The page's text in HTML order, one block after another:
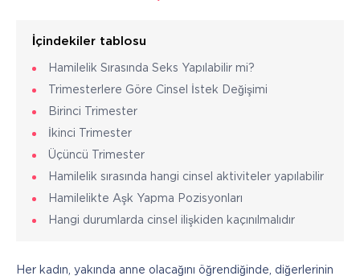
İçindekiler tablosu
Hamilelik Sırasında Seks Yapılabilir mi?
Trimesterlere Göre Cinsel İstek Değişimi
Birinci Trimester
İkinci Trimester
Üçüncü Trimester
Hamilelik sırasında hangi cinsel aktiviteler yapılabilir
Hamilelikte Aşk Yapma Pozisyonları
Hangi durumlarda cinsel ilişkiden kaçınılmalıdır
Her kadın, yakında anne olacağını öğrendiğinde, diğerlerinin